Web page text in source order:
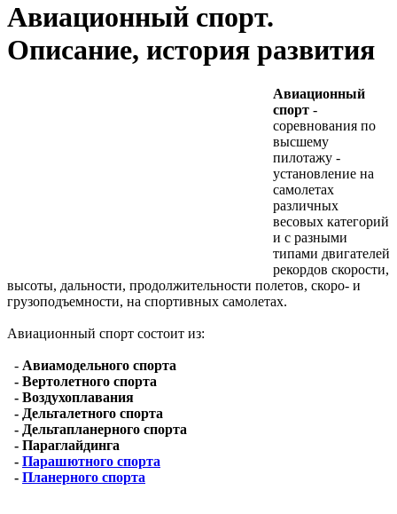
Авиационный спорт.
Описание, история развития
Авиационный
спорт -
соревнования по
высшему
пилотажу -
установление на
самолетах
различных
весовых категорий
и с разными
типами двигателей
рекордов скорости,
высоты, дальности, продолжительности полетов, скоро- и
грузоподъемности, на спортивных самолетах.
Авиационный спорт состоит из:
- Авиамодельного спорта
- Вертолетного спорта
- Воздухоплавания
- Дельталетного спорта
- Дельтапланерного спорта
- Параглайдинга
- Парашютного спорта
- Планерного спорта